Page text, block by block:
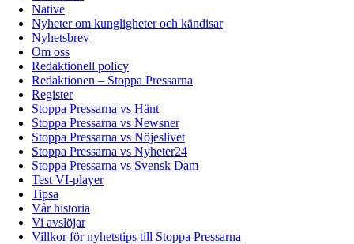
Native
Nyheter om kungligheter och kändisar
Nyhetsbrev
Om oss
Redaktionell policy
Redaktionen – Stoppa Pressarna
Register
Stoppa Pressarna vs Hänt
Stoppa Pressarna vs Newsner
Stoppa Pressarna vs Nöjeslivet
Stoppa Pressarna vs Nyheter24
Stoppa Pressarna vs Svensk Dam
Test VI-player
Tipsa
Vår historia
Vi avslöjar
Villkor för nyhetstips till Stoppa Pressarna